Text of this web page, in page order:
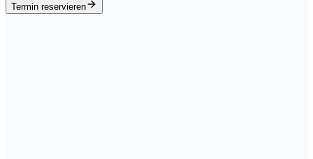
Termin reservieren